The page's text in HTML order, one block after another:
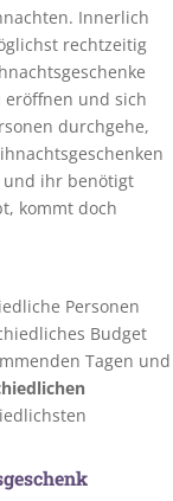
Innerlich
rechtzeitig
eröffnen und sich
durchgehe,
und ihr benötigt
kommt doch
Personen
Budget
Tagen und